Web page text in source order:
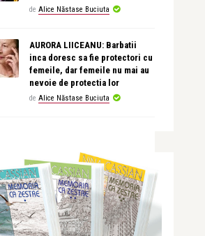
de Alice Năstase Buciuta
AURORA LIICEANU: Barbatii
inca doresc sa fie protectori cu
femeile, dar femeile nu mai au
nevoie de protectia lor
de Alice Năstase Buciuta